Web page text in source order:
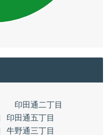
印田通二丁目
印田通五丁目
牛野通三丁目